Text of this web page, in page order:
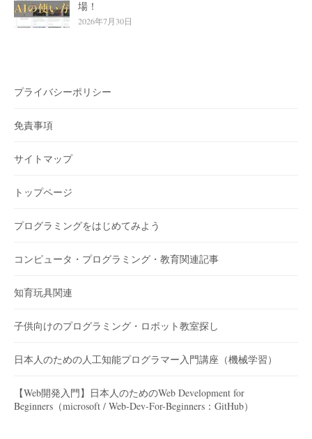
場！
2026年7月30日
プライバシーポリシー
免責事項
サイトマップ
トップページ
プログラミングをはじめてみよう
コンピュータ・プログラミング・教育関連記事
知育玩具関連
子供向けのプログラミング・ロボット教室探し
日本人のための人工知能プログラマー入門講座（機械学習）
【Web開発入門】日本人のためのWeb Development for
Beginners（microsoft / Web-Dev-For-Beginners：GitHub）